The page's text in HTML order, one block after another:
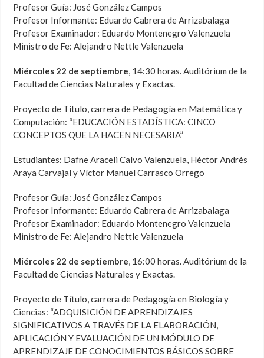
Profesor Guía: José González Campos
Profesor Informante: Eduardo Cabrera de Arrizabalaga
Profesor Examinador: Eduardo Montenegro Valenzuela
Ministro de Fe: Alejandro Nettle Valenzuela
Miércoles 22 de septiembre, 14:30 horas. Auditórium de la
Facultad de Ciencias Naturales y Exactas.
Proyecto de Título, carrera de Pedagogía en Matemática y
Computación: “EDUCACIÓN ESTADÍSTICA: CINCO
CONCEPTOS QUE LA HACEN NECESARIA”
Estudiantes: Dafne Araceli Calvo Valenzuela, Héctor Andrés
Araya Carvajal y Víctor Manuel Carrasco Orrego
Profesor Guía: José González Campos
Profesor Informante: Eduardo Cabrera de Arrizabalaga
Profesor Examinador: Eduardo Montenegro Valenzuela
Ministro de Fe: Alejandro Nettle Valenzuela
Miércoles 22 de septiembre, 16:00 horas. Auditórium de la
Facultad de Ciencias Naturales y Exactas.
Proyecto de Título, carrera de Pedagogía en Biología y
Ciencias: “ADQUISICIÓN DE APRENDIZAJES
SIGNIFICATIVOS A TRAVÉS DE LA ELABORACIÓN,
APLICACIÓN Y EVALUACIÓN DE UN MÓDULO DE
APRENDIZAJE DE CONOCIMIENTOS BÁSICOS SOBRE